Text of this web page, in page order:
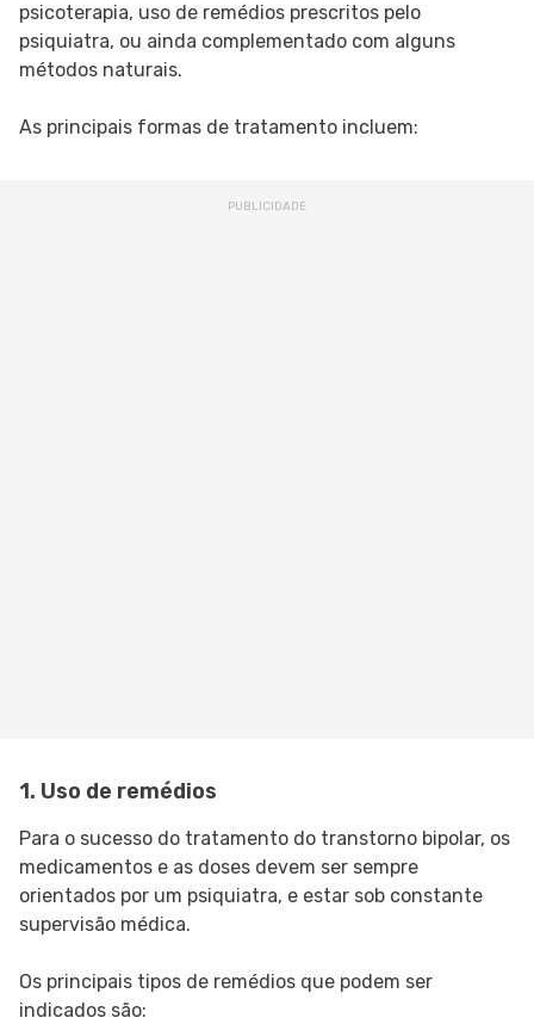
psicoterapia, uso de remédios prescritos pelo
psiquiatra, ou ainda complementado com alguns
métodos naturais.
As principais formas de tratamento incluem:
1. Uso de remédios
Para o sucesso do tratamento do transtorno bipolar, os
medicamentos e as doses devem ser sempre
orientados por um psiquiatra, e estar sob constante
supervisão médica.
Os principais tipos de remédios que podem ser
indicados são: